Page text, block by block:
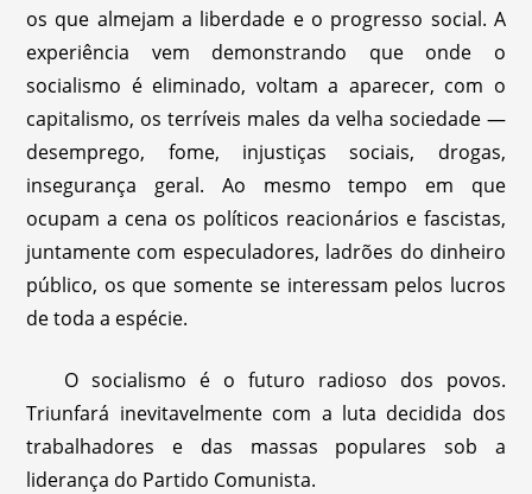
os que almejam a liberdade e o progresso social. A
experiência vem demonstrando que onde o
socialismo é eliminado, voltam a aparecer, com o
capitalismo, os terríveis males da velha sociedade —
desemprego, fome, injustiças sociais, drogas,
insegurança geral. Ao mesmo tempo em que
ocupam a cena os políticos reacionários e fascistas,
juntamente com especuladores, ladrões do dinheiro
público, os que somente se interessam pelos lucros
de toda a espécie.
O socialismo é o futuro radioso dos povos.
Triunfará inevitavelmente com a luta decidida dos
trabalhadores e das massas populares sob a
liderança do Partido Comunista.